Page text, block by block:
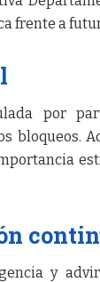
frente a
por
bloqueos.
y